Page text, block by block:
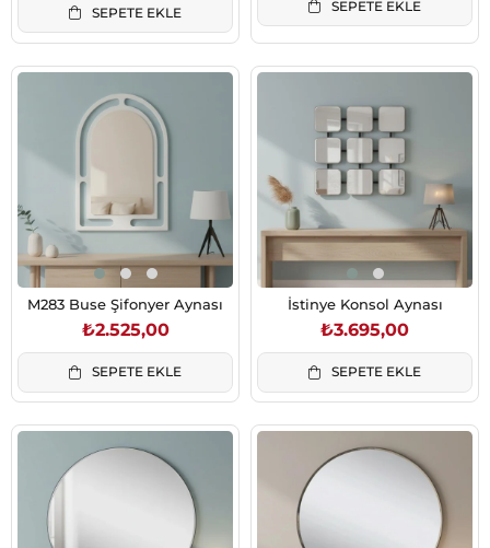
SEPETE EKLE SEPETE EKLE
M283 Buse Şifonyer Aynası
₺2.525,00
SEPETE EKLE
İstinye Konsol Aynası
₺3.695,00
SEPETE EKLE